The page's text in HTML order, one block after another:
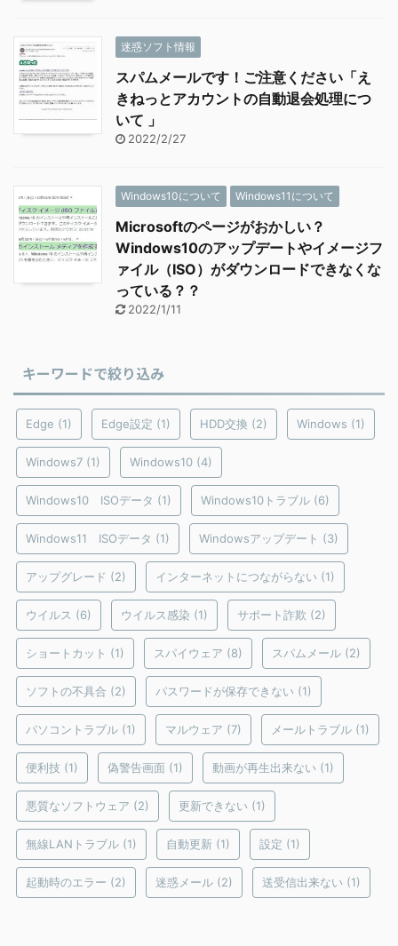
迷惑ソフト情報
スパムメールです！ご注意ください「え
きねっとアカウントの自動退会処理につ
いて 」
2022/2/27
Windows10について Windows11について
Microsoftのページがおかしい？
Windows10のアップデートやイメージフ
ァイル（ISO）がダウンロードできなくな
っている？？
2022/1/11
キーワードで絞り込み
Edge (1) Edge設定 (1) HDD交換 (2) Windows (1)
Windows7 (1) Windows10 (4)
Windows10 ISOデータ (1) Windows10トラブル (6)
Windows11 ISOデータ (1) Windowsアップデート (3)
アップグレード (2) インターネットにつながらない (1)
ウイルス (6) ウイルス感染 (1) サポート詐欺 (2)
ショートカット (1) スパイウェア (8) スパムメール (2)
ソフトの不具合 (2) パスワードが保存できない (1)
パソコントラブル (1) マルウェア (7) メールトラブル (1)
便利技 (1) 偽警告画面 (1) 動画が再生出来ない (1)
悪質なソフトウェア (2) 更新できない (1)
無線LANトラブル (1) 自動更新 (1) 設定 (1)
起動時のエラー (2) 迷惑メール (2) 送受信出来ない (1)